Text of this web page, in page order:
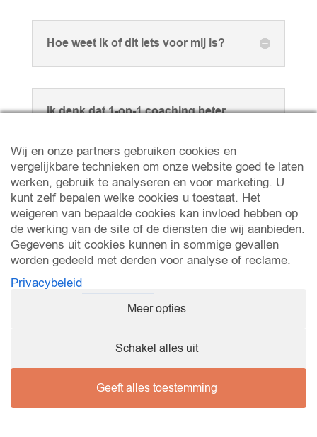
Hoe weet ik of dit iets voor mij is?
Ik denk dat 1-op-1 coaching beter
Hoeveel tijd ben ik kwijt met de
cursus?
Wat heb ik nodig om mee te
Hoelang hou ik toegang?
Wij en onze partners gebruiken cookies en
vergelijkbare technieken om onze website goed te laten
werken, gebruik te analyseren en voor marketing. U
kunt zelf bepalen welke cookies u toestaat. Het
weigeren van bepaalde cookies kan invloed hebben op
de werking van de site of de diensten die wij aanbieden.
Gegevens uit cookies kunnen in sommige gevallen
worden gedeeld met derden voor analyse of reclame.
Privacybeleid
Meer opties
Schakel alles uit
Geeft alles toestemming